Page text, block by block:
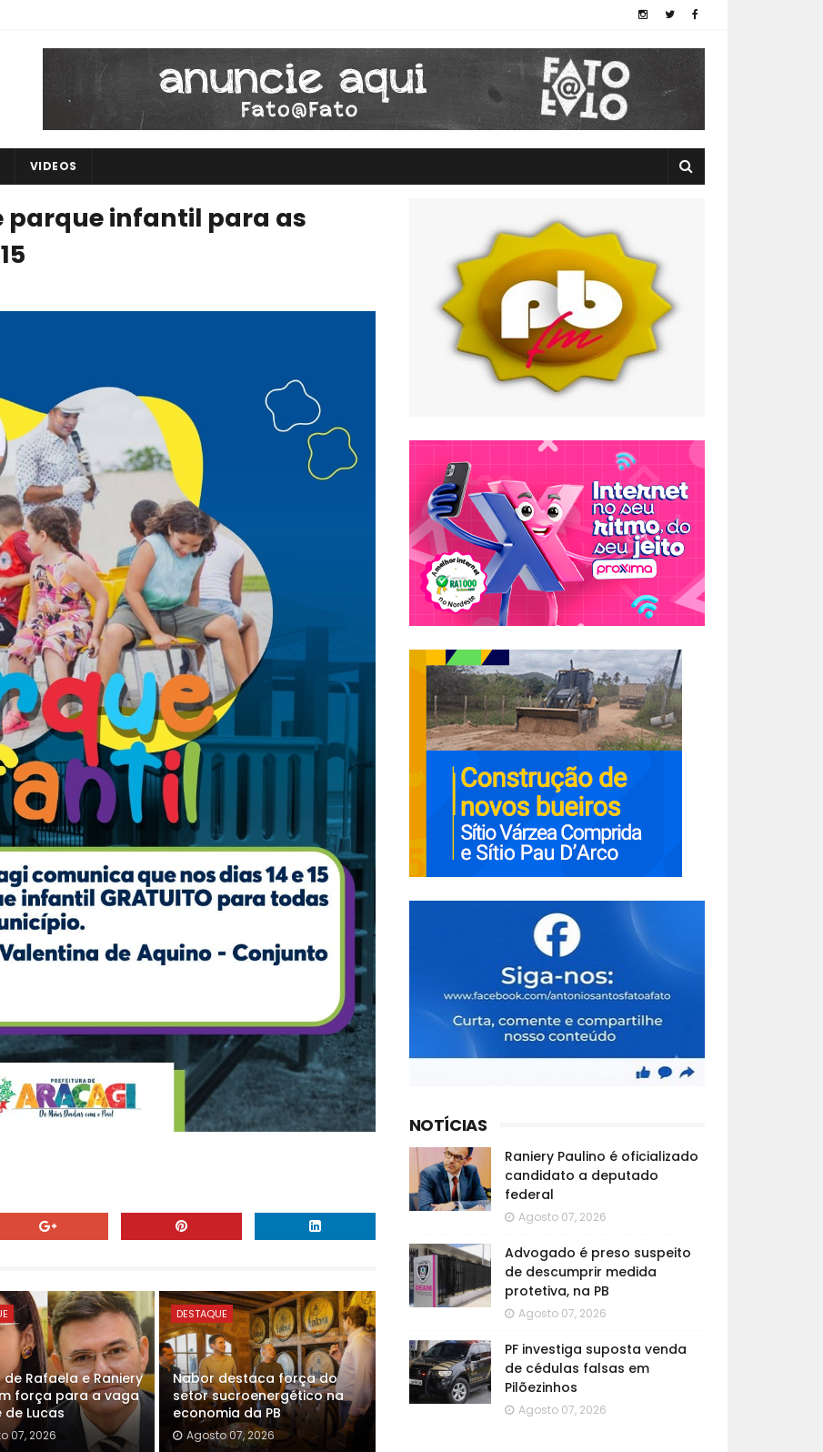
VIDEOS
parque infantil para as
de Rafaela e Raniery
força para a vaga
de Lucas
07, 2026
DESTAQUE
Nabor destaca força do
setor sucroenergético na
economia da PB
Agosto 07, 2026
NOTÍCIAS
Raniery Paulino é oficializado
candidato a deputado
federal
Agosto 07, 2026
Advogado é preso suspeito
de descumprir medida
protetiva, na PB
Agosto 07, 2026
PF investiga suposta venda
de cédulas falsas em
Pilõezinhos
Agosto 07, 2026